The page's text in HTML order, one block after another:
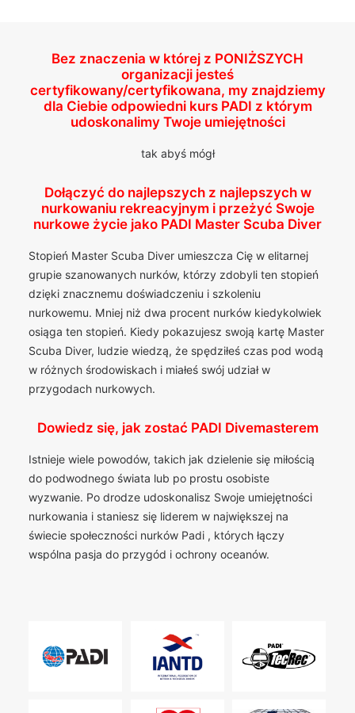
Bez znaczenia w której z PONIŻSZYCH
organizacji jesteś
certyfikowany/certyfikowana, my znajdziemy
dla Ciebie odpowiedni kurs PADI z którym
udoskonalimy Twoje umiejętności
tak abyś mógł
Dołączyć do najlepszych z najlepszych w
nurkowaniu rekreacyjnym i przeżyć Swoje
nurkowe życie jako PADI Master Scuba Diver
Stopień Master Scuba Diver umieszcza Cię w elitarnej
grupie szanowanych nurków, którzy zdobyli ten stopień
dzięki znacznemu doświadczeniu i szkoleniu
nurkowemu. Mniej niż dwa procent nurków kiedykolwiek
osiąga ten stopień. Kiedy pokazujesz swoją kartę Master
Scuba Diver, ludzie wiedzą, że spędziłeś czas pod wodą
w różnych środowiskach i miałeś swój udział w
przygodach nurkowych.
Dowiedz się, jak zostać PADI Divemasterem
Istnieje wiele powodów, takich jak dzielenie się miłością
do podwodnego świata lub po prostu osobiste
wyzwanie. Po drodze udoskonalisz Swoje umiejętności
nurkowania i staniesz się liderem w największej na
świecie społeczności nurków Padi , których łączy
wspólna pasja do przygód i ochrony oceanów.